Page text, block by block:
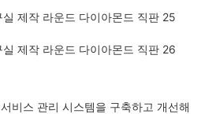
비스 관리 시스템을 구축하고 개선해